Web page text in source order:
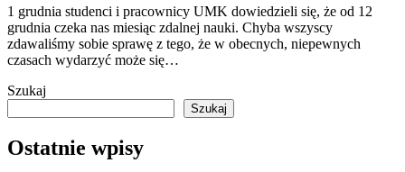
1 grudnia studenci i pracownicy UMK dowiedzieli się, że od 12
grudnia czeka nas miesiąc zdalnej nauki. Chyba wszyscy
zdawaliśmy sobie sprawę z tego, że w obecnych, niepewnych
czasach wydarzyć może się…
Szukaj
Szukaj
Ostatnie wpisy